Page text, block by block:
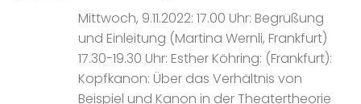
Mittwoch, 9.11.2022: 17.00 Uhr: Begrüßung
und Einleitung (Martina Wernli, Frankfurt)
17.30-19.30 Uhr: Esther Köhring: (Frankfurt):
Kopfkanon: Über das Verhältnis von
Beispiel und Kanon in der Theatertheorie